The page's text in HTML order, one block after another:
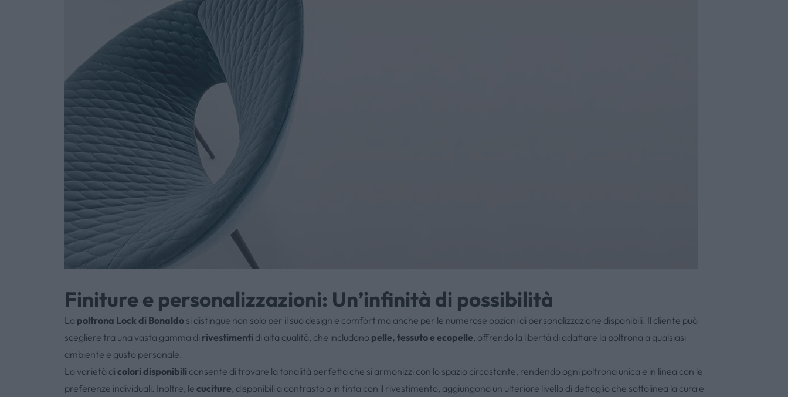
Finiture e personalizzazioni: Un’infinità di possibilità
La poltrona Lock di Bonaldosi distingue non solo per il suo design e comfort ma anche per le numerose opzioni di personalizzazione disponibili. Il cliente può
scegliere tra una vasta gamma di rivestimenti di alta qualità, che includono pelle, tessuto e ecopelle, offrendo la libertà di adattare la poltrona a qualsiasi
ambiente e gusto personale.
La varietà di colori disponibili consente di trovare la tonalità perfetta che si armonizzi con lo spazio circostante, rendendo ogni poltrona unica e in linea con le
preferenze individuali. Inoltre, le cuciture, disponibili a contrasto o in tinta con il rivestimento, aggiungono un ulteriore livello di dettaglio che sottolinea la cura e